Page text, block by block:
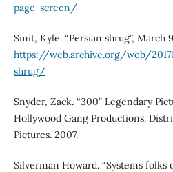
page-screen/
Smit, Kyle. “Persian shrug”, March
https://web.archive.org/web/
shrug/
Snyder, Zack. “300” Legendary
Hollywood Gang Productions.
Pictures. 2007.
Silverman Howard. “Systems folks